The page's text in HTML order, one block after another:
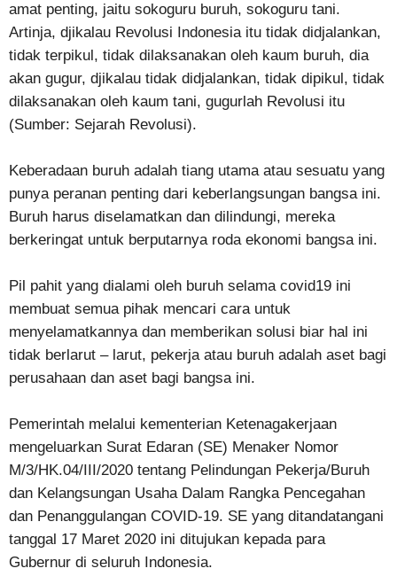
amat penting, jaitu sokoguru buruh, sokoguru tani.
Artinja, djikalau Revolusi Indonesia itu tidak didjalankan,
tidak terpikul, tidak dilaksanakan oleh kaum buruh, dia
akan gugur, djikalau tidak didjalankan, tidak dipikul, tidak
dilaksanakan oleh kaum tani, gugurlah Revolusi itu
(Sumber: Sejarah Revolusi).
Keberadaan buruh adalah tiang utama atau sesuatu yang
punya peranan penting dari keberlangsungan bangsa ini.
Buruh harus diselamatkan dan dilindungi, mereka
berkeringat untuk berputarnya roda ekonomi bangsa ini.
Pil pahit yang dialami oleh buruh selama covid19 ini
membuat semua pihak mencari cara untuk
menyelamatkannya dan memberikan solusi biar hal ini
tidak berlarut – larut, pekerja atau buruh adalah aset bagi
perusahaan dan aset bagi bangsa ini.
Pemerintah melalui kementerian Ketenagakerjaan
mengeluarkan Surat Edaran (SE) Menaker Nomor
M/3/HK.04/III/2020 tentang Pelindungan Pekerja/Buruh
dan Kelangsungan Usaha Dalam Rangka Pencegahan
dan Penanggulangan COVID-19. SE yang ditandatangani
tanggal 17 Maret 2020 ini ditujukan kepada para
Gubernur di seluruh Indonesia.